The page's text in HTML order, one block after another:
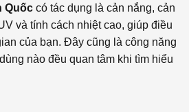
Quốccó tác dụng là cản nắng, cản
và tính cách nhiệt cao, giúp điều
của bạn. Đây cũng là công năng
nào đều quan tâm khi tìm hiểu